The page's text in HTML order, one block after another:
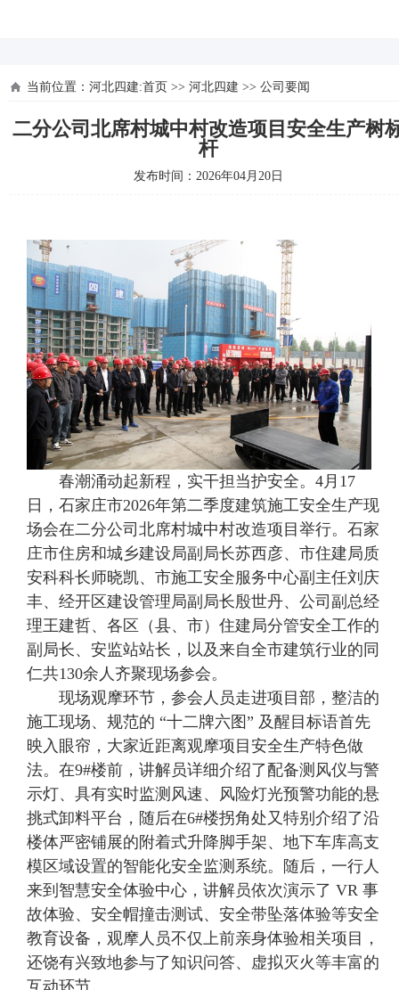
当前位置： 河北四建:首页 >> 河北四建 >> 公司要闻
二分公司北席村城中村改造项目安全生产树
杆
发布时间：2026年04月20日
春潮涌动起新程，实干担当护安全。4月17
日，石家庄市2026年第二季度建筑施工安全生产现
场会在二分公司北席村城中村改造项目举行。石家
庄市住房和城乡建设局副局长苏西彦、市住建局质
安科科长师晓凯、市施工安全服务中心副主任刘庆
丰、经开区建设管理局副局长殷世丹、公司副总经
理王建哲、各区（县、市）住建局分管安全工作的
副局长、安监站站长，以及来自全市建筑行业的同
仁共130余人齐聚现场参会。
现场观摩环节，参会人员走进项目部，整洁的
施工现场、规范的 “十二牌六图” 及醒目标语首先
映入眼帘，大家近距离观摩项目安全生产特色做
法。在9#楼前，讲解员详细介绍了配备测风仪与警
示灯、具有实时监测风速、风险灯光预警功能的悬
挑式卸料平台，随后在6#楼拐角处又特别介绍了沿
楼体严密铺展的附着式升降脚手架、地下车库高支
模区域设置的智能化安全监测系统。随后，一行人
来到智慧安全体验中心，讲解员依次演示了 VR 事
故体验、安全帽撞击测试、安全带坠落体验等安全
教育设备，观摩人员不仅上前亲身体验相关项目，
还饶有兴致地参与了知识问答、虚拟灭火等丰富的